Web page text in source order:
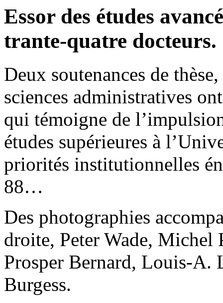
Essor des études
trante-quatre docteurs.
Deux soutenances de
sciences administratives
qui témoigne de
études supérieures à
priorités institutionnelles
88…
Des photographies
droite, Peter Wade,
Prosper Bernard, Louis-A.
Burgess.